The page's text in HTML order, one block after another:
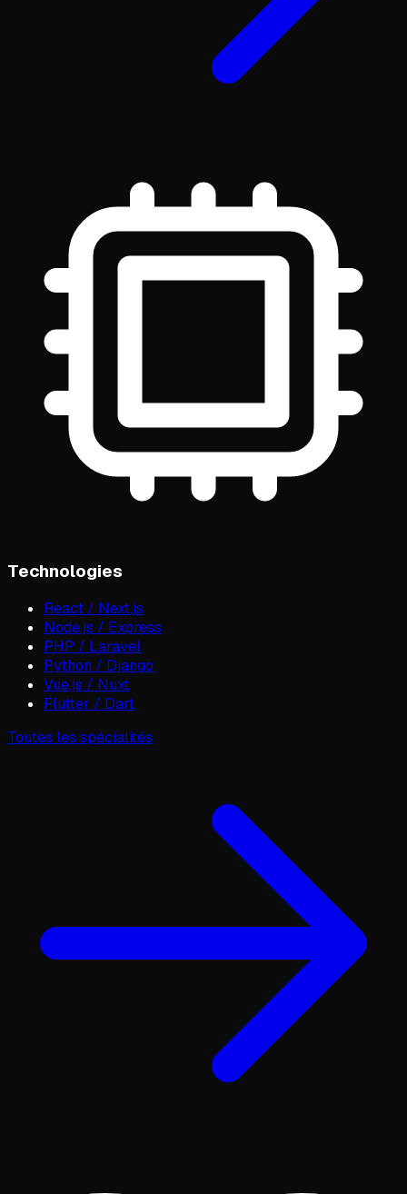
Technologies
React / Next.js
Node.js / Express
PHP / Laravel
Python / Django
Vue.js / Nuxt
Flutter / Dart
Toutes les spécialités